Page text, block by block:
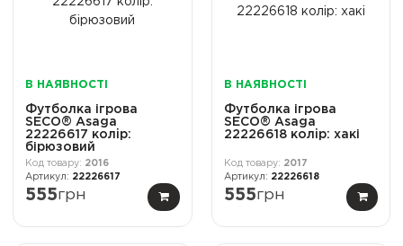
В НАЯВНОСТІ
Футболка ігрова
SECO® Asaga
22226617 колiр:
бірюзовий
2016
22226617
555грн
В НАЯВНОСТІ
Футболка ігрова
SECO® Asaga
22226618 колiр: хакі
2017
22226618
555грн